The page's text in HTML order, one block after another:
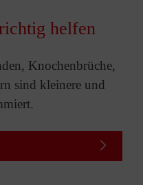
helfen
Knochenbrüche,
sind kleinere und